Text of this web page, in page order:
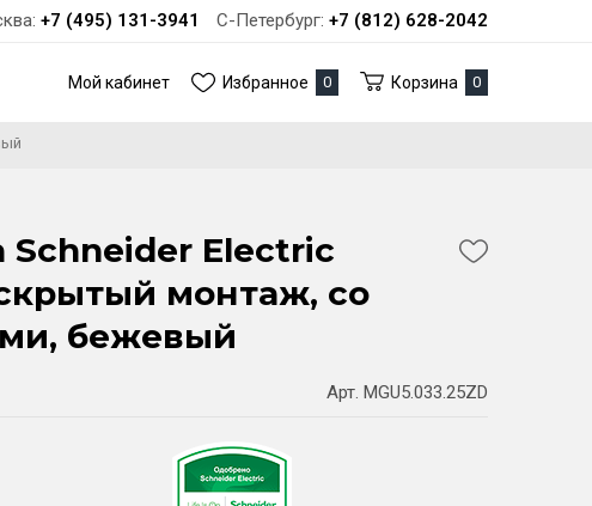
+7 (495) 131-3941 С-Петербург: +7 (812) 628-2042
Мой кабинет Избранное 0 Корзина 0
Schneider Electric
монтаж, со
бежевый
Арт. MGU5.033.25ZD